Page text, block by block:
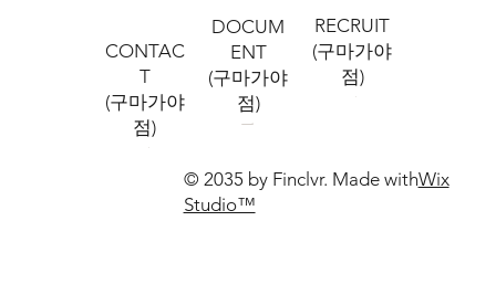
© 2035 by Finclvr. Made withWix
Studio™
CONTAC
T
(구마가야
점)
DOCUM
ENT
(구마가야
점)
RECRUIT
(구마가야
점)